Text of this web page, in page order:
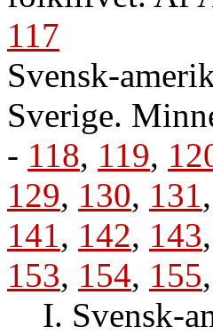
117
Svensk-
Sverige.
- 118, 119,
129, 130, 131,
141, 142, 143,
153, 154, 155,
I. Svensk-